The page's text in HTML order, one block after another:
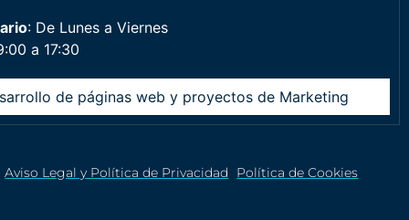
: De Lunes a Viernes
a 17:30
de páginas web y proyectos de Marketing
Aviso Legal y Política de Privacidad Política de Cookies